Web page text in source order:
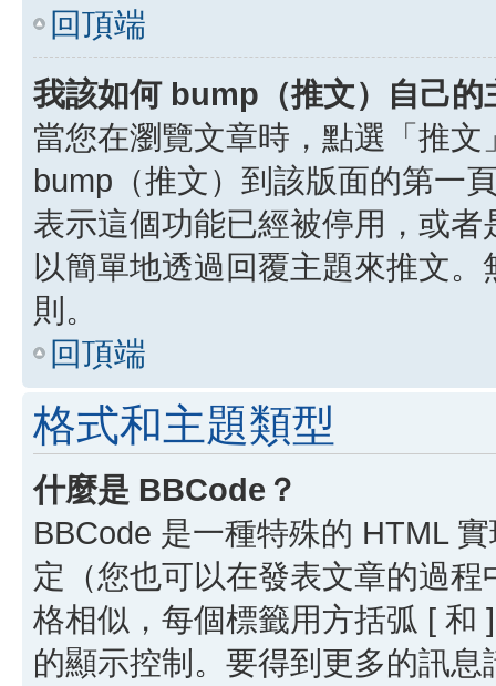
回頂端
我該如何 bump（推文）自己的
當您在瀏覽文章時，點選「推
bump（推文）到該版面的第一
表示這個功能已經被停用，或
以簡單地透過回覆主題來推文
則。
回頂端
格式和主題類型
什麼是 BBCode？
BBCode 是一種特殊的 HTML
定（您也可以在發表文章的過
格相似，每個標籤用方括弧 [ 和
的顯示控制。要得到更多的訊